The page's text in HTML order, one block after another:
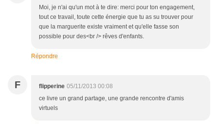
Moi, je n'ai qu'un mot à te dire: merci pour ton engagement,
tout ce travail, toute cette énergie que tu as su trouver pour
que la marguerite existe vraiment et qu'elle fasse son
possible pour des<br /> rêves d'enfants.
Répondre
F flipperine 05/11/2013 00:08
ce livre un grand partage, une grande rencontre d'amis
virtuels